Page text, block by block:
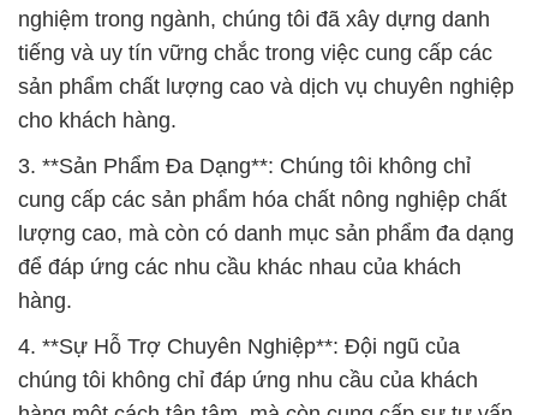
nghiệm trong ngành, chúng tôi đã xây dựng danh
tiếng và uy tín vững chắc trong việc cung cấp các
sản phẩm chất lượng cao và dịch vụ chuyên nghiệp
cho khách hàng.
3. **Sản Phẩm Đa Dạng**: Chúng tôi không chỉ
cung cấp các sản phẩm hóa chất nông nghiệp chất
lượng cao, mà còn có danh mục sản phẩm đa dạng
để đáp ứng các nhu cầu khác nhau của khách
hàng.
4. **Sự Hỗ Trợ Chuyên Nghiệp**: Đội ngũ của
chúng tôi không chỉ đáp ứng nhu cầu của khách